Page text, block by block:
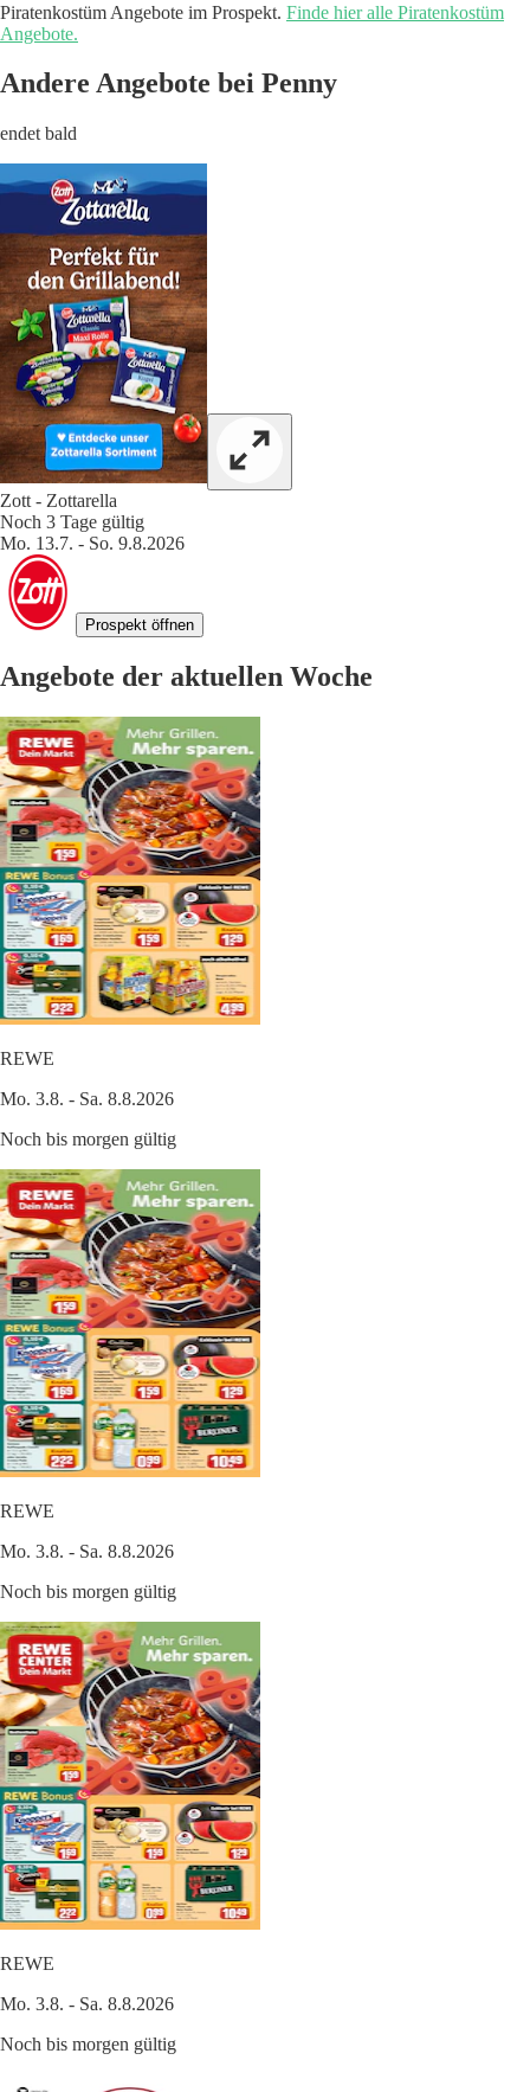
Piratenkostüm Angebote im Prospekt. Finde hier alle Piratenkostüm
Angebote.
Andere Angebote bei Penny
endet bald
Zott - Zottarella
Noch 3 Tage gültig
Mo. 13.7. - So. 9.8.2026
Prospekt öffnen
Angebote der aktuellen Woche
REWE
Mo. 3.8. - Sa. 8.8.2026
Noch bis morgen gültig
REWE
Mo. 3.8. - Sa. 8.8.2026
Noch bis morgen gültig
REWE
Mo. 3.8. - Sa. 8.8.2026
Noch bis morgen gültig